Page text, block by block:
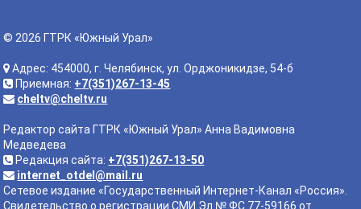
© 2026 ГТРК «Южный Урал»
Адрес: 454000, г. Челябинск, ул. Орджоникидзе, 54-б
Приемная: +7(351)267-13-45
cheltv@cheltv.ru
Редактор сайта ГТРК «Южный Урал» Анна Вадимовна
Медведева
Редакция сайта: +7(351)267-13-50
internet_otdel@mail.ru
Сетевое издание «Государственный Интернет-Канал «Россия».
Свидетельство о регистрации СМИ Эл № ФС 77-59166 от